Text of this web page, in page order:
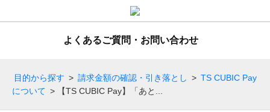
よくあるご質問・お問い合わせ
目的から探す > 請求金額の確認・引き落とし > TS CUBIC Pay
について > 【TS CUBIC Pay】「あと...